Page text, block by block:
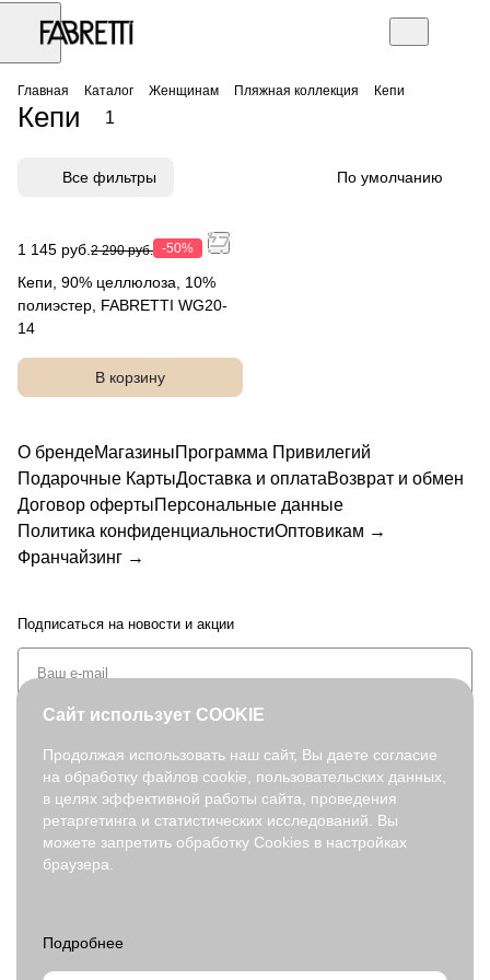
Главная Каталог Женщинам Пляжная коллекция Кепи
Кепи 1
Все фильтры По умолчанию
1 145 руб. 2 290 руб. -50%
Кепи, 90% целлюлоза, 10%
полиэстер, FABRETTI WG20-
14
В корзину
О брендеМагазиныПрограмма Привилегий
Подарочные КартыДоставка и оплатаВозврат и обмен
Договор офертыПерсональные данные
Политика конфиденциальностиОптовикам →
Франчайзинг →
Подписаться на новости и акции
+7 (495) 127-08-52
order@fabretti.ru
© 2026. fabretti.ru. Все права защищены
Все ресурсы сайта fabretti.ru, включая (но не ограничиваясь)
текстовую, графическую, фотографическую и видео информацию,
Сайт использует COOKIE
Продолжая использовать наш сайт, Вы даете согласие
на обработку файлов cookie, пользовательских данных,
в целях эффективной работы сайта, проведения
ретаргетинга и статистических исследований. Вы
можете запретить обработку Cookies в настройках
браузера.